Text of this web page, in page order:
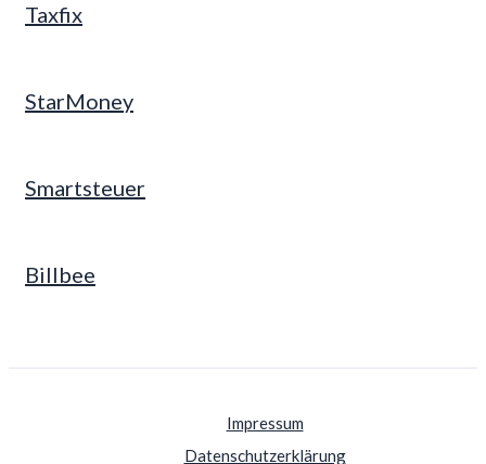
Taxfix
StarMoney
Smartsteuer
Billbee
Impressum
Datenschutzerklärung